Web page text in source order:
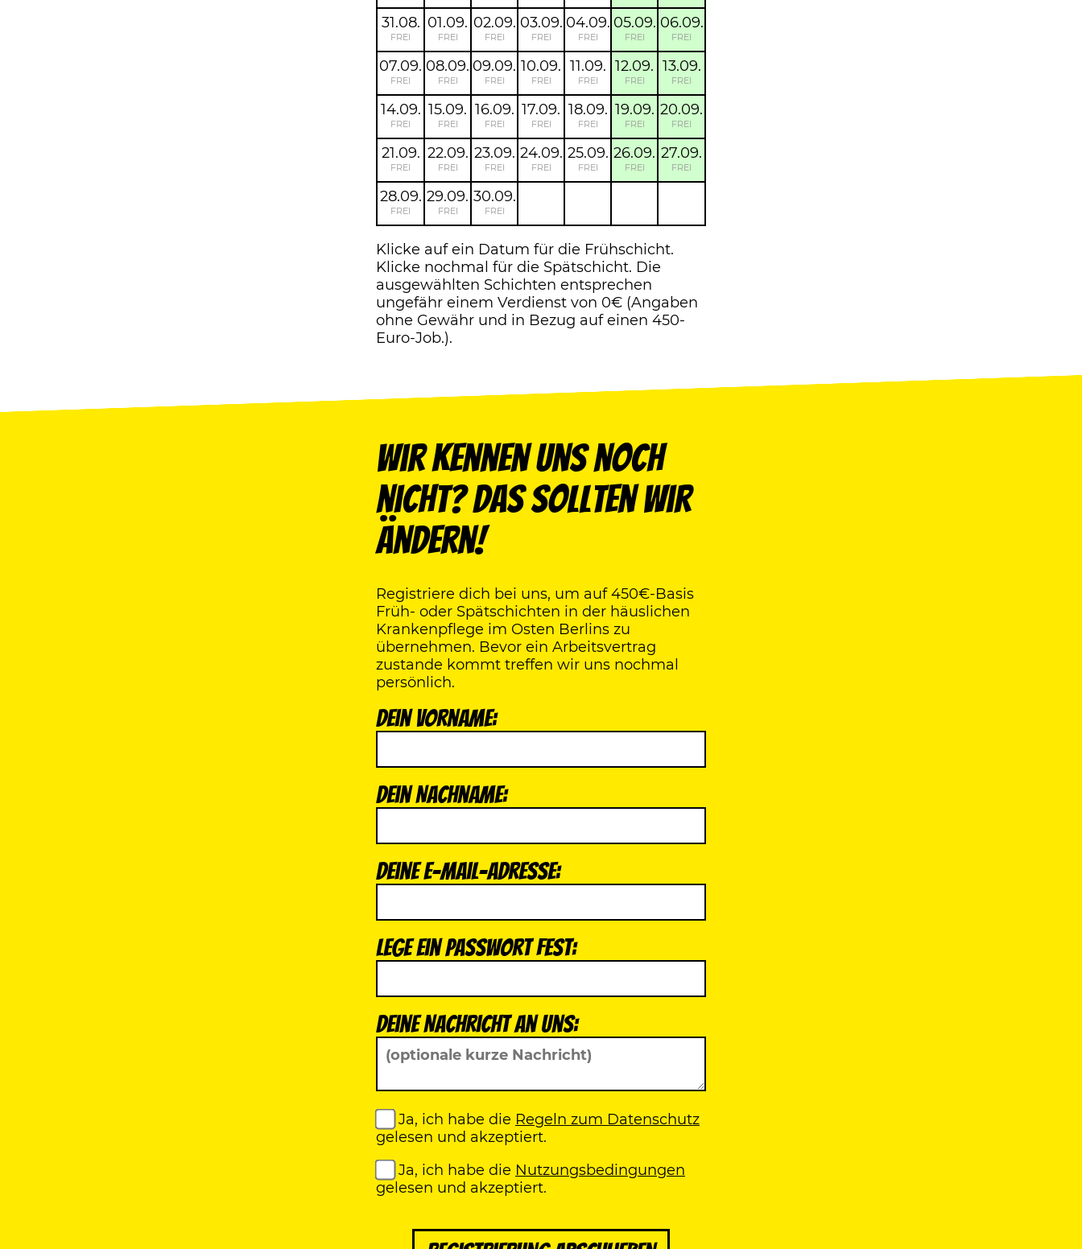
31.08.
FREI
01.09.
FREI
02.09.
FREI
03.09.
FREI
04.09.
FREI
05.09.
FREI
06.09.
FREI
07.09.
FREI
08.09.
FREI
09.09.
FREI
10.09.
FREI
11.09.
FREI
12.09.
FREI
13.09.
FREI
14.09.
FREI
15.09.
FREI
16.09.
FREI
17.09.
FREI
18.09.
FREI
19.09.
FREI
20.09.
FREI
21.09.
FREI
22.09.
FREI
23.09.
FREI
24.09.
FREI
25.09.
FREI
26.09.
FREI
27.09.
FREI
28.09.
FREI
29.09.
FREI
30.09.
FREI
Klicke auf ein Datum für die Frühschicht.
Klicke nochmal für die Spätschicht. Die
ausgewählten Schichten entsprechen
ungefähr einem Verdienst von 0€ (Angaben
ohne Gewähr und in Bezug auf einen 450-
Euro-Job.).
Wir kennen uns noch
nicht? Das sollten wir
ändern!
Registriere dich bei uns, um auf 450€-Basis
Früh- oder Spätschichten in der häuslichen
Krankenpflege im Osten Berlins zu
übernehmen. Bevor ein Arbeitsvertrag
zustande kommt treffen wir uns nochmal
persönlich.
Dein Vorname:
Dein Nachname:
Deine E-Mail-Adresse:
Lege ein Passwort fest:
Deine Nachricht an uns:
Ja, ich habe die Regeln zum Datenschutz
gelesen und akzeptiert.
Ja, ich habe die Nutzungsbedingungen
gelesen und akzeptiert.